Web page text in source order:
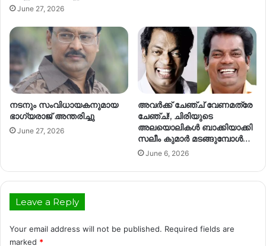
June 27, 2026
നടനും സംവിധായകനുമായ
ഭാഗ്യരാജ് അന്തരിച്ചു
June 27, 2026
അവർക്ക് ചേഞ്ച് വേണമത്രേ
ചേഞ്ച്!, ചിരിയുടെ
അലയൊലികൾ ബാക്കിയാക്കി
സലീം കുമാർ മടങ്ങുമ്പോൾ…
June 6, 2026
Leave a Reply
Your email address will not be published. Required fields are
marked *